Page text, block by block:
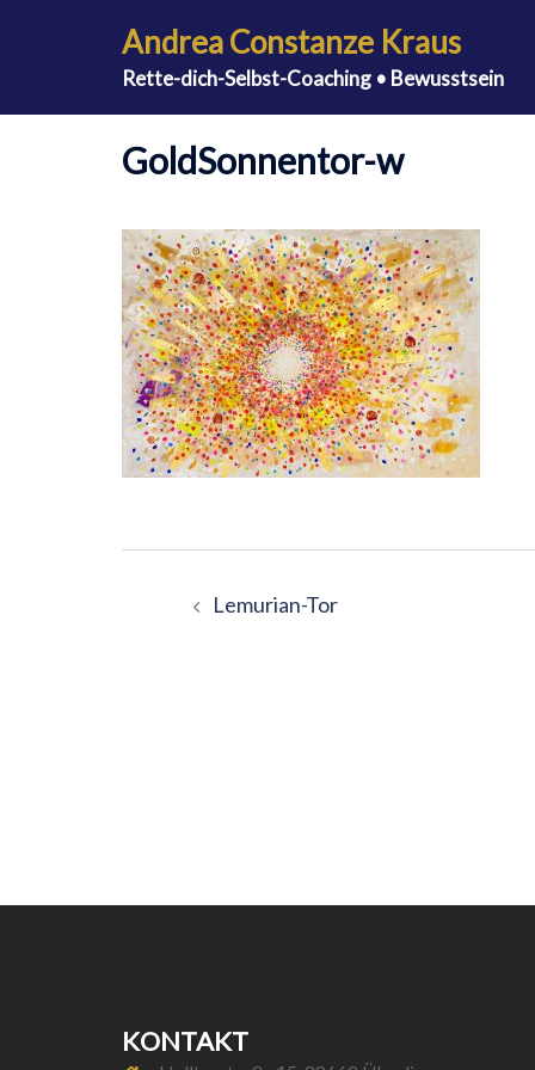
Andrea Constanze Kraus
Rette-dich-Selbst-Coaching • Bewusstsein
GoldSonnentor-w
Lemurian-Tor
KONTAKT